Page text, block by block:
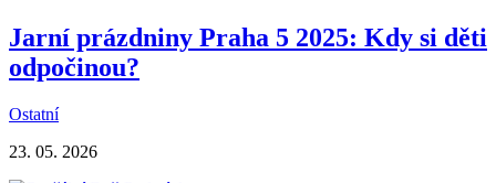
Jarní prázdniny Praha 5 2025: Kdy si děti
odpočinou?
Ostatní
23. 05. 2026